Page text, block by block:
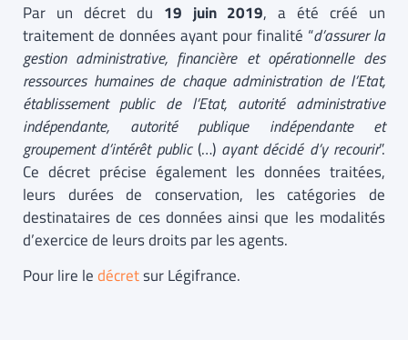
Par un décret du 19 juin 2019, a été créé un
traitement de données ayant pour finalité “d’assurer la
gestion administrative, financière et opérationnelle des
ressources humaines de chaque administration de l’Etat,
établissement public de l’Etat, autorité administrative
indépendante, autorité publique indépendante et
groupement d’intérêt public (…)ayant décidé d’y recourir”.
Ce décret précise également les données traitées,
leurs durées de conservation, les catégories de
destinataires de ces données ainsi que les modalités
d’exercice de leurs droits par les agents.
Pour lire ledécretsur Légifrance.